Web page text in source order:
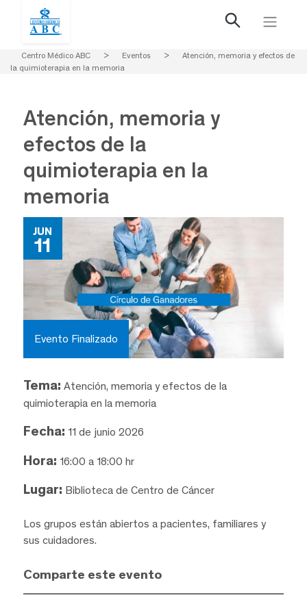
Centro Médico ABC > Eventos >
Atención, memoria y efectos de
la quimioterapia en la memoria
Atención, memoria y
efectos de la
quimioterapia en la
memoria
JUN
11
Evento Finalizado
Tema: Atención, memoria y efectos de la
quimioterapia en la memoria
Fecha: 11 de junio 2026
Hora: 16:00 a 18:00 hr
Lugar: Biblioteca de Centro de Cáncer
Los grupos están abiertos a pacientes, familiares y
sus cuidadores.
Comparte este evento